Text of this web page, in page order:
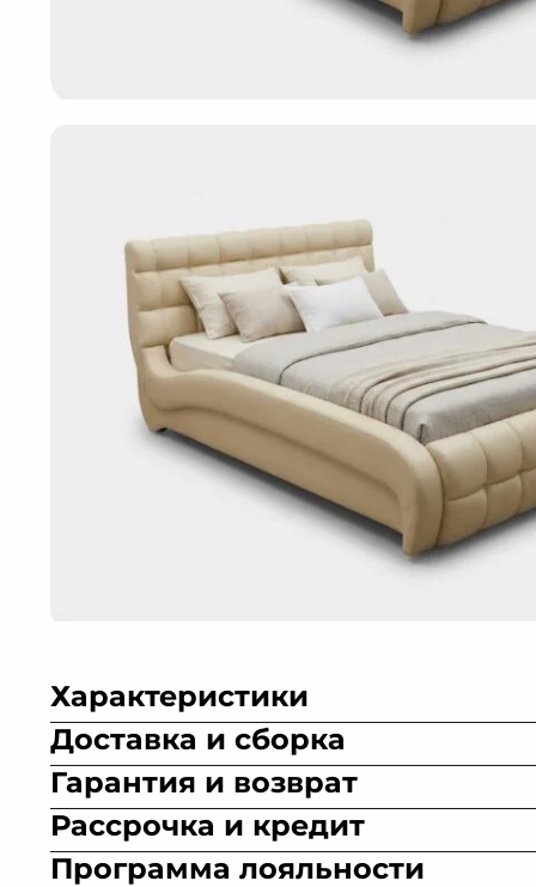
Характеристики
ВелюрИскусственнаяМикровелюр
Доставка и сборка
Гарантия и возврат
Рассрочка и кредит
Программа лояльности